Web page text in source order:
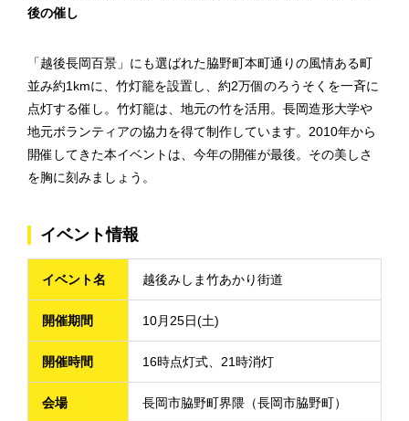
後の催し
「越後長岡百景」にも選ばれた脇野町本町通りの風情ある町
並み約1kmに、竹灯籠を設置し、約2万個のろうそくを一斉に
点灯する催し。竹灯籠は、地元の竹を活用。長岡造形大学や
地元ボランティアの協力を得て制作しています。2010年から
開催してきた本イベントは、今年の開催が最後。その美しさ
を胸に刻みましょう。
イベント情報
イベント名 越後みしま竹あかり街道
開催期間 10月25日(土)
開催時間 16時点灯式、21時消灯
会場 長岡市脇野町界隈（長岡市脇野町）